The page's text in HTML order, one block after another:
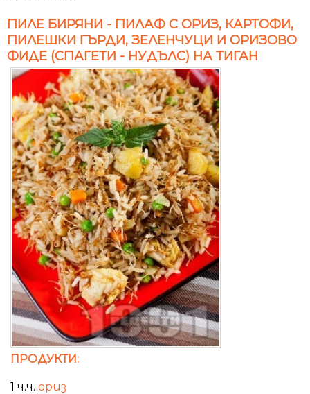
ПИЛЕ БИРЯНИ - ПИЛАФ С ОРИЗ, КАРТОФИ,
ПИЛЕШКИ ГЪРДИ, ЗЕЛЕНЧУЦИ И ОРИЗОВО
ФИДЕ (СПАГЕТИ - НУДЪЛС) НА ТИГАН
ПРОДУКТИ:
1 ч.ч. ориз